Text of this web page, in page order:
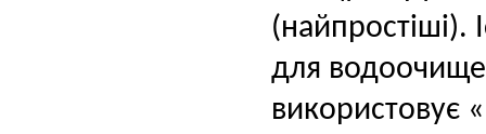
(найпростіші).
для
використовує